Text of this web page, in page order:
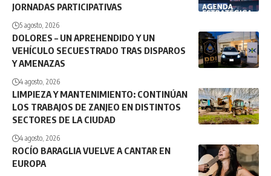
JORNADAS PARTICIPATIVAS
5 agosto, 2026
DOLORES – UN APREHENDIDO Y UN
VEHÍCULO SECUESTRADO TRAS DISPAROS
Y AMENAZAS
4 agosto, 2026
LIMPIEZA Y MANTENIMIENTO: CONTINÚAN
LOS TRABAJOS DE ZANJEO EN DISTINTOS
SECTORES DE LA CIUDAD
4 agosto, 2026
ROCÍO BARAGLIA VUELVE A CANTAR EN
EUROPA